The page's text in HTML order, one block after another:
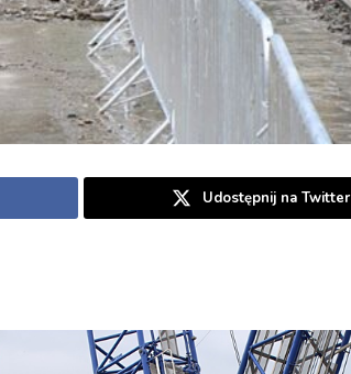
Udostępnij na Twitter